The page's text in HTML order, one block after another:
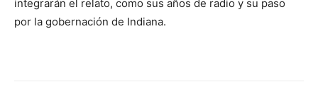
integrarán el relato, como sus años de radio y su paso
por la gobernación de Indiana.